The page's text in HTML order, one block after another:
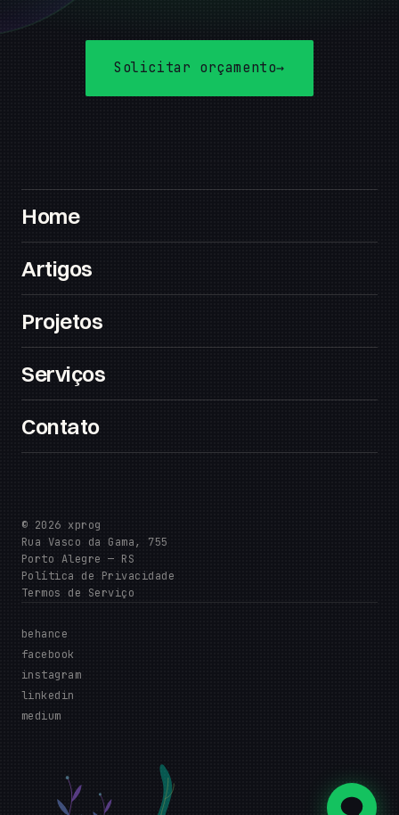
Solicitar orçamento→
Home
Artigos
Projetos
Serviços
Contato
© 2026 xprog
Rua Vasco da Gama, 755
Porto Alegre — RS
Política de Privacidade
Termos de Serviço
behance
facebook
instagram
linkedin
medium